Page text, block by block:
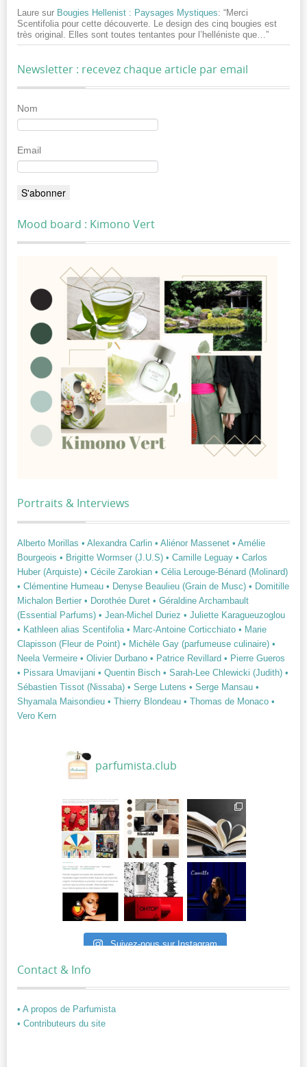
Laure sur Bougies Hellenist : Paysages Mystiques: “Merci
Scentifolia pour cette découverte. Le design des cinq bougies est
très original. Elles sont toutes tentantes pour l’helléniste que… ”
Newsletter : recevez chaque article par email
Nom
Email
Mood board : Kimono Vert
Portraits & Interviews
Alberto Morillas • Alexandra Carlin • Aliénor Massenet • Amélie
Bourgeois • Brigitte Wormser (J.U.S) • Camille Leguay • Carlos
Huber (Arquiste) • Cécile Zarokian • Célia Lerouge-Bénard (Molinard)
• Clémentine Humeau • Denyse Beaulieu (Grain de Musc) • Domitille
Michalon Bertier • Dorothée Duret • Géraldine Archambault
(Essential Parfums) • Jean-Michel Duriez • Juliette Karagueuzoglou
• Kathleen alias Scentifolia • Marc-Antoine Corticchiato • Marie
Clapisson (Fleur de Point) • Michèle Gay (parfumeuse culinaire) •
Neela Vermeire • Olivier Durbano • Patrice Revillard • Pierre Gueros
• Pissara Umavijani • Quentin Bisch • Sarah-Lee Chlewicki (Judith) •
Sébastien Tissot (Nissaba) • Serge Lutens • Serge Mansau •
Shyamala Maisondieu • Thierry Blondeau • Thomas de Monaco •
Vero Kern
parfumista.club
Suivez-nous sur Instagram
Contact & Info
• A propos de Parfumista
• Contributeurs du site